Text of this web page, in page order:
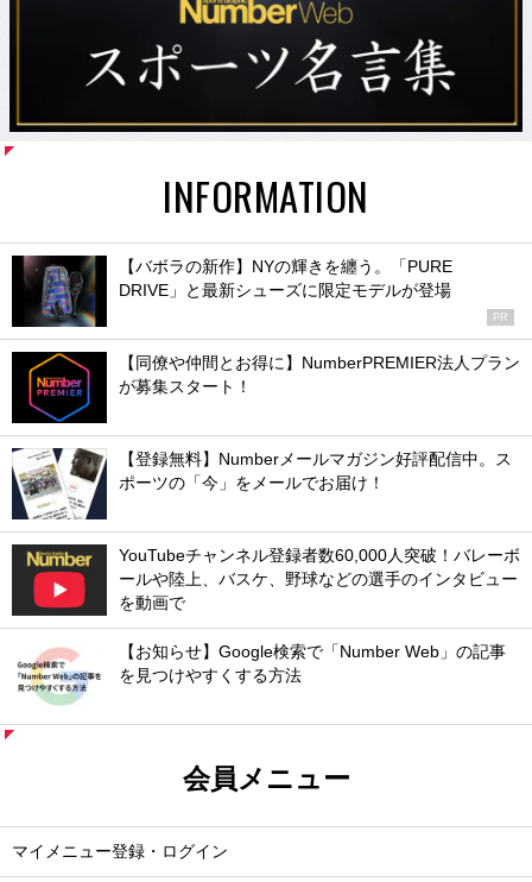
INFORMATION
【バボラの新作】NYの輝きを纏う。「PURE
DRIVE」と最新シューズに限定モデルが登場
PR
【同僚や仲間とお得に】NumberPREMIER法人プラン
が募集スタート！
【登録無料】Numberメールマガジン好評配信中。ス
ポーツの「今」をメールでお届け！
YouTubeチャンネル登録者数60,000人突破！バレーボ
ールや陸上、バスケ、野球などの選手のインタビュー
を動画で
【お知らせ】Google検索で「Number Web」の記事
を見つけやすくする方法
会員メニュー
マイメニュー登録・ログイン